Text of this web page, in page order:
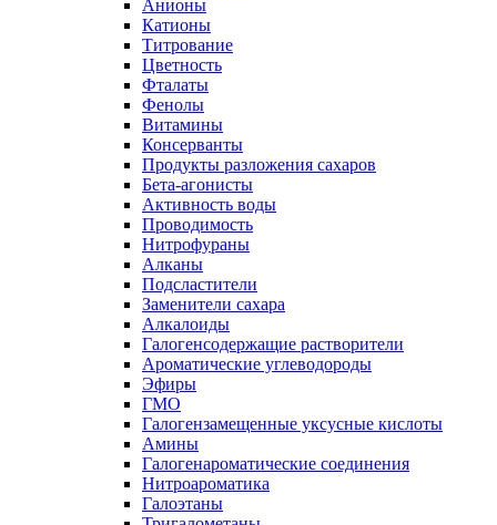
Анионы
Катионы
Титрование
Цветность
Фталаты
Фенолы
Витамины
Консерванты
Продукты разложения сахаров
Бета-агонисты
Активность воды
Проводимость
Нитрофураны
Алканы
Подсластители
Заменители сахара
Алкалоиды
Галогенсодержащие растворители
Ароматические углеводороды
Эфиры
ГМО
Галогензамещенные уксусные кислоты
Амины
Галогенароматические соединения
Нитроароматика
Галоэтаны